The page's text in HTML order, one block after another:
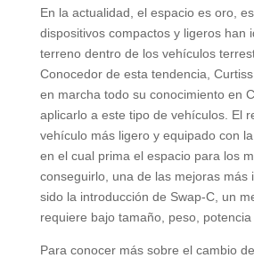
En la actualidad, el espacio es oro,
dispositivos compactos y ligeros han
terreno dentro de los vehículos
Conocedor de esta tendencia,
en marcha todo su conocimiento en
aplicarlo a este tipo de vehículos. El
vehículo más ligero y equipado con
en el cual prima el espacio para los
conseguirlo, una de las mejoras más
sido la introducción de Swap-C, un
requiere bajo tamaño, peso, potencia
Para conocer más sobre el cambio